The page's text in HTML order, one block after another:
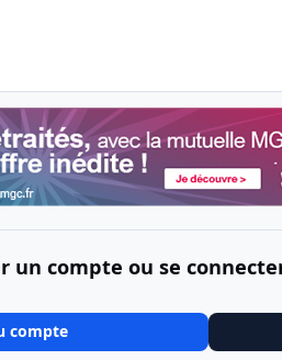
un compte ou se
compte